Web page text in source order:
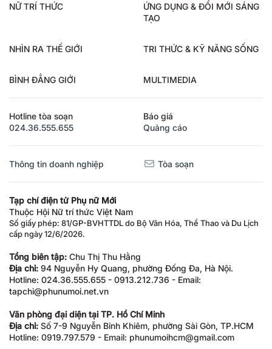
NỮ TRÍ THỨC
ỨNG DỤNG & ĐỔI MỚI SÁNG
TẠO
NHÌN RA THẾ GIỚI TRI THỨC & KỸ NĂNG SỐNG
BÌNH ĐẲNG GIỚI MULTIMEDIA
Hotline tòa soạn
024.36.555.655
Báo giá
Quảng cáo
Thông tin doanh nghiệp Tòa soạn
Tạp chí điện tử Phụ nữ Mới
Thuộc Hội Nữ trí thức Việt Nam
Số giấy phép: 81/GP-BVHTTDL do Bộ Văn Hóa, Thể Thao và Du Lịch
cấp ngày 12/6/2026.
Tổng biên tập: Chu Thị Thu Hằng
Địa chỉ: 94 Nguyễn Hy Quang, phường Đống Đa, Hà Nội.
Hotline: 024.36.555.655 - 0913.212.736 - Email:
tapchi@phunumoi.net.vn
Văn phòng đại diện tại TP. Hồ Chí Minh
Địa chỉ: Số 7-9 Nguyễn Bỉnh Khiêm, phường Sài Gòn, TP.HCM
Hotline: 0919.797.579 - Email: phunumoihcm@gmail.com